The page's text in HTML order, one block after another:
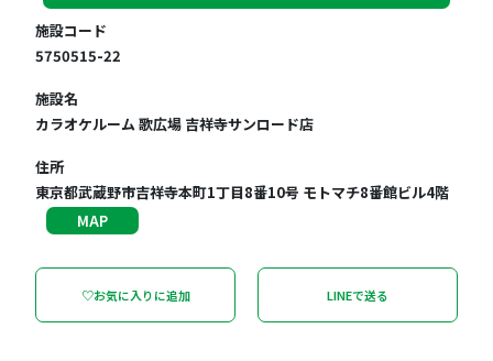
施設コード
5750515-22
施設名
カラオケルーム 歌広場 吉祥寺サンロード店
住所
東京都武蔵野市吉祥寺本町1丁目8番10号 モトマチ8番館ビル4階
MAP
♡お気に入りに追加 LINEで送る